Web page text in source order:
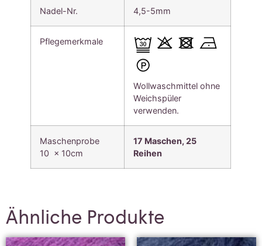
Nadel-Nr. 4,5-5mm
Pflegemerkmale
Wollwaschmittel ohne
Weichspüler
verwenden.
Maschenprobe
10 x 10cm
17 Maschen, 25
Reihen
Ähnliche Produkte